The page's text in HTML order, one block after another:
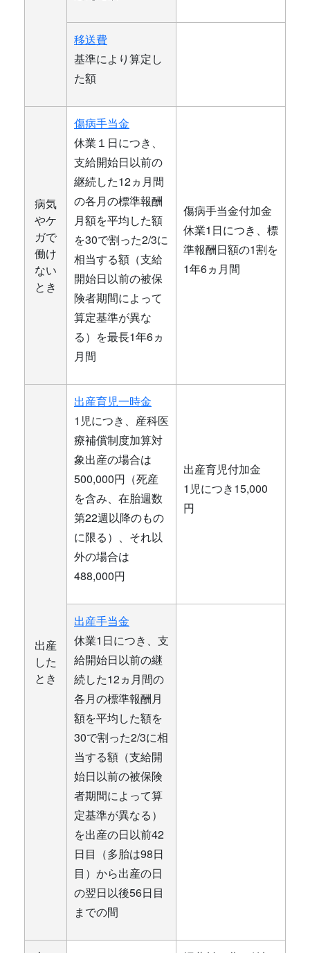
移送費
基準により算定し
た額
病気
やケ
ガで
働け
ない
とき
傷病手当金
休業１日につき、
支給開始日以前の
継続した12ヵ月間
の各月の標準報酬
月額を平均した額
を30で割った2/3に
相当する額（支給
開始日以前の被保
険者期間によって
算定基準が異な
る）を最長1年6ヵ
月間
傷病手当金付加金
休業1日につき、標
準報酬日額の1割を
1年6ヵ月間
出産
した
とき
出産育児一時金
1児につき、産科医
療補償制度加算対
象出産の場合は
500,000円（死産
を含み、在胎週数
第22週以降のもの
に限る）、それ以
外の場合は
488,000円
出産育児付加金
1児につき15,000
円
出産手当金
休業1日につき、支
給開始日以前の継
続した12ヵ月間の
各月の標準報酬月
額を平均した額を
30で割った2/3に相
当する額（支給開
始日以前の被保険
者期間によって算
定基準が異なる）
を出産の日以前42
日目（多胎は98日
目）から出産の日
の翌日以後56日目
までの間